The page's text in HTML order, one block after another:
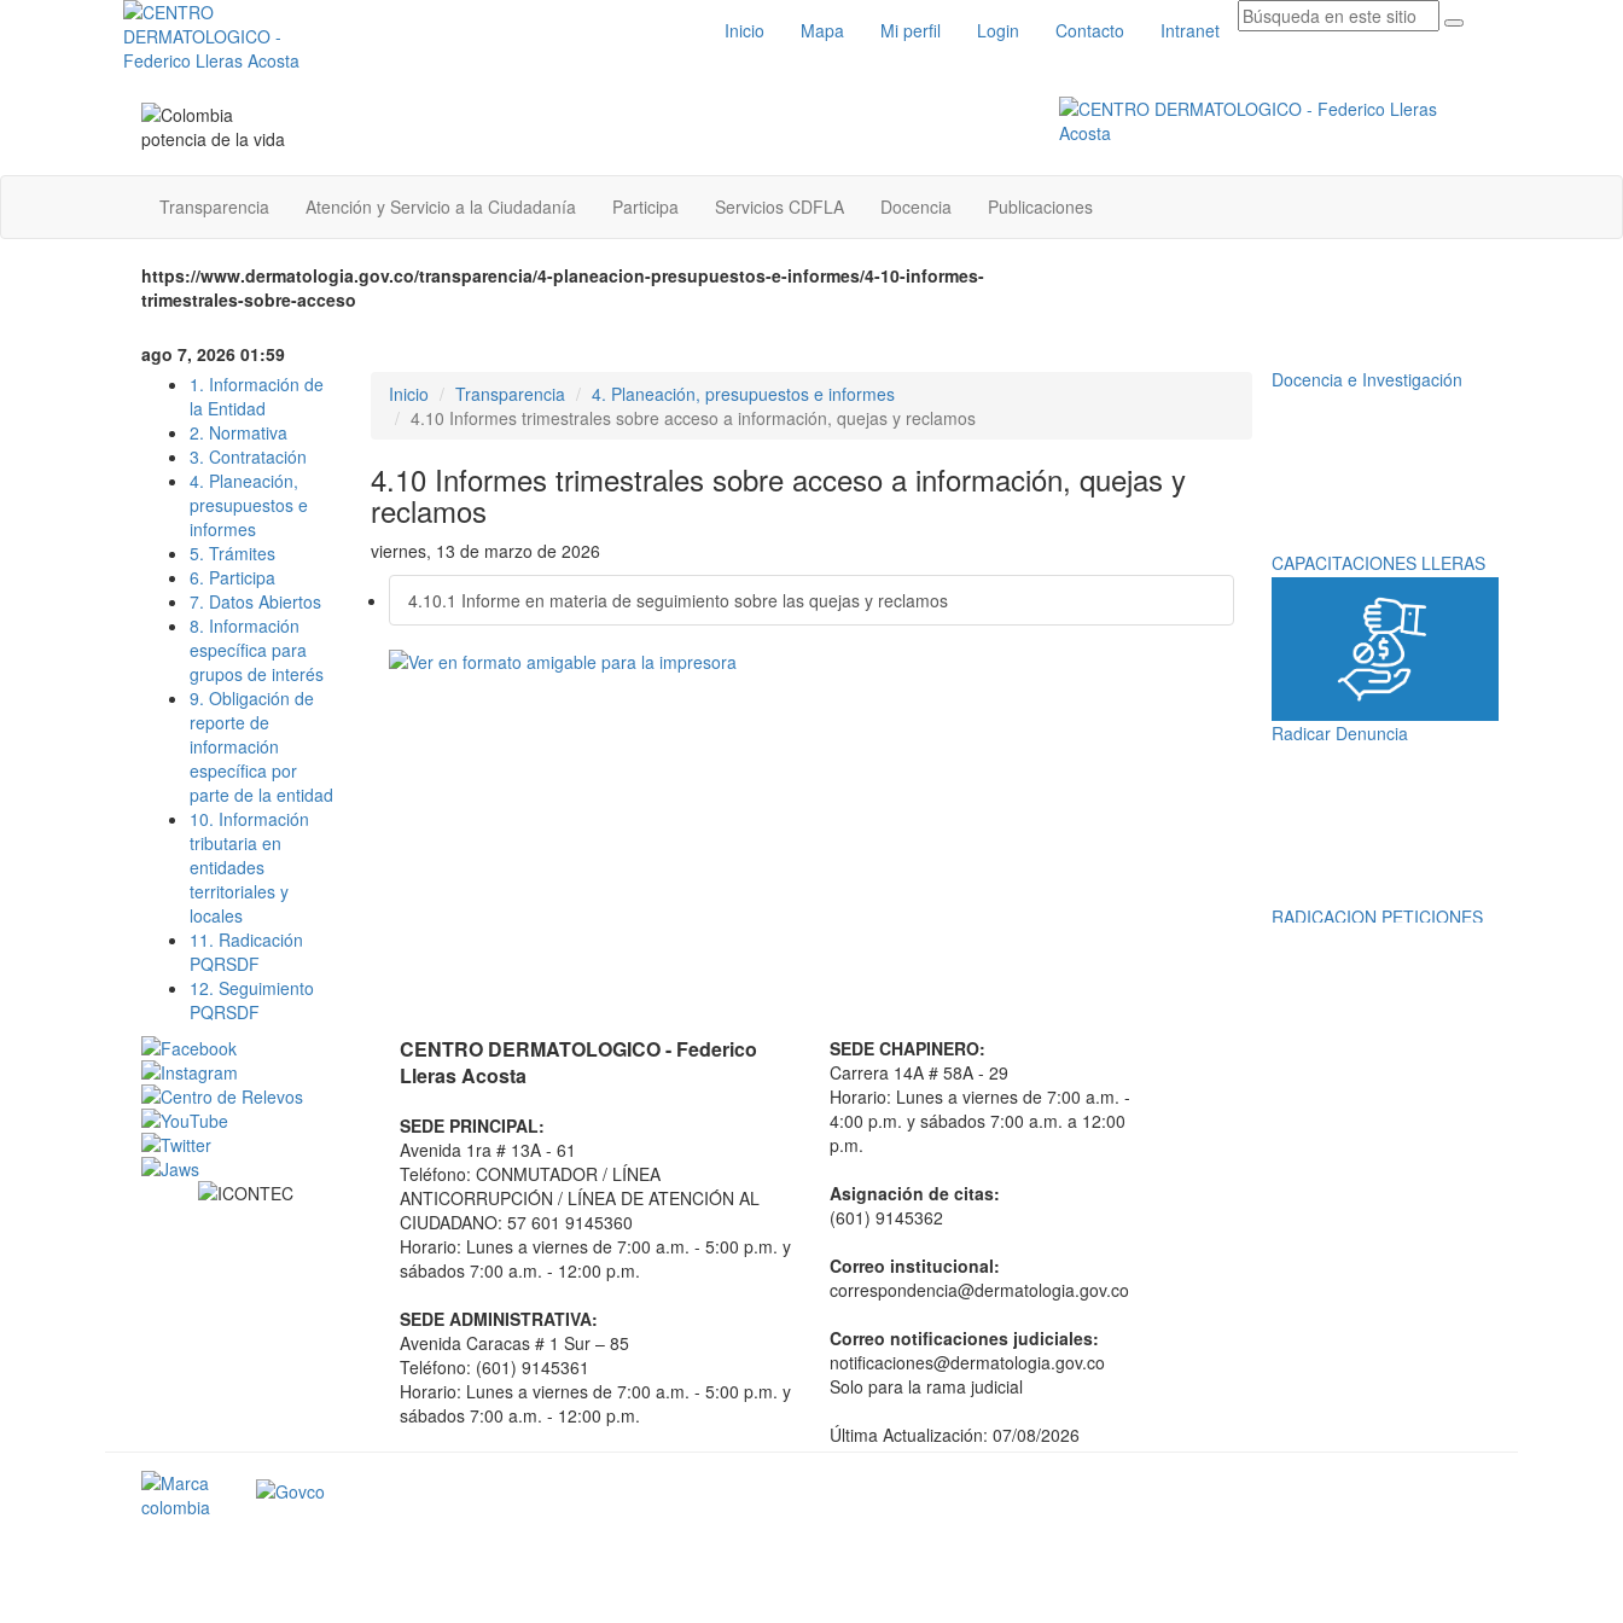
Inicio Mapa Mi perfil Login Contacto Intranet
Transparencia Atención y Servicio a la Ciudadanía Participa Servicios CDFLA Docencia Publicaciones
https://www.dermatologia.gov.co/transparencia/4-planeacion-presupuestos-e-informes/4-10-informes-
trimestrales-sobre-acceso
ago 7, 2026 01:59
1. Información de
la Entidad
2. Normativa
3. Contratación
4. Planeación,
presupuestos e
informes
5. Trámites
6. Participa
7. Datos Abiertos
8. Información
específica para
grupos de interés
9. Obligación de
reporte de
información
específica por
parte de la entidad
10. Información
tributaria en
entidades
territoriales y
locales
11. Radicación
PQRSDF
12. Seguimiento
PQRSDF
Inicio Transparencia
4. Planeación, presupuestos e informes
4.10 Informes trimestrales sobre acceso a información, quejas y reclamos
4.10 Informes trimestrales sobre acceso a información, quejas y
reclamos
viernes, 13 de marzo de 2026
4.10.1 Informe en materia de seguimiento sobre las quejas y reclamos
RADICACION ORFEO
Docencia e Investigación
CAPACITACIONES LLERAS
Radicar Denuncia
RADICACION PETICIONES
CENTRO DERMATOLOGICO - Federico
Lleras Acosta
SEDE PRINCIPAL:
Avenida 1ra # 13A - 61
Teléfono: CONMUTADOR / LÍNEA
ANTICORRUPCIÓN / LÍNEA DE ATENCIÓN AL
CIUDADANO: 57 601 9145360
Horario: Lunes a viernes de 7:00 a.m. - 5:00 p.m. y
sábados 7:00 a.m. - 12:00 p.m.
SEDE ADMINISTRATIVA:
Avenida Caracas # 1 Sur – 85
Teléfono: (601) 9145361
Horario: Lunes a viernes de 7:00 a.m. - 5:00 p.m. y
sábados 7:00 a.m. - 12:00 p.m.
SEDE CHAPINERO:
Carrera 14A # 58A - 29
Horario: Lunes a viernes de 7:00 a.m. -
4:00 p.m. y sábados 7:00 a.m. a 12:00
p.m.
Asignación de citas:
(601) 9145362
Correo institucional:
correspondencia@dermatologia.gov.co
Correo notificaciones judiciales:
notificaciones@dermatologia.gov.co
Solo para la rama judicial
Última Actualización: 07/08/2026